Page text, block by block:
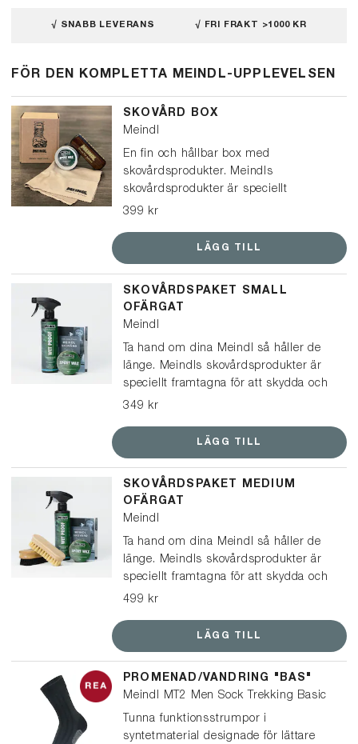
√ SNABB LEVERANS √ FRI FRAKT >1000 KR
FÖR DEN KOMPLETTA MEINDL-UPPLEVELSEN
SKOVÅRD BOX
Meindl
En fin och hållbar box med
skovårdsprodukter. Meindls
skovårdsprodukter är speciellt
framtagna för att skydda och vårda
399 kr
LÄGG TILL
SKOVÅRDSPAKET SMALL
OFÄRGAT
Meindl
Ta hand om dina Meindl så håller de
länge. Meindls skovårdsprodukter är
speciellt framtagna för att skydda och
vårda Meindl-kängor och skor. Det här
349 kr
LÄGG TILL
SKOVÅRDSPAKET MEDIUM
OFÄRGAT
Meindl
Ta hand om dina Meindl så håller de
länge. Meindls skovårdsprodukter är
speciellt framtagna för att skydda och
vårda Meindl-kängor och skor. Det här
499 kr
LÄGG TILL
PROMENAD/VANDRING "BAS"
Meindl MT2 Men Sock Trekking Basic
Tunna funktionsstrumpor i
syntetmaterial designade för lättare